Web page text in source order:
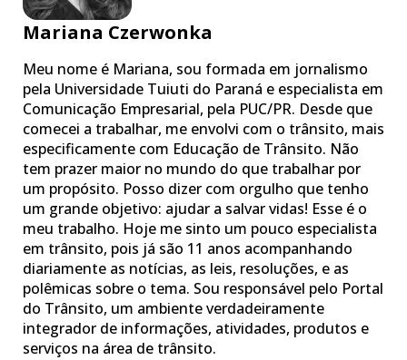
Mariana Czerwonka
Meu nome é Mariana, sou formada em jornalismo
pela Universidade Tuiuti do Paraná e especialista em
Comunicação Empresarial, pela PUC/PR. Desde que
comecei a trabalhar, me envolvi com o trânsito, mais
especificamente com Educação de Trânsito. Não
tem prazer maior no mundo do que trabalhar por
um propósito. Posso dizer com orgulho que tenho
um grande objetivo: ajudar a salvar vidas! Esse é o
meu trabalho. Hoje me sinto um pouco especialista
em trânsito, pois já são 11 anos acompanhando
diariamente as notícias, as leis, resoluções, e as
polêmicas sobre o tema. Sou responsável pelo Portal
do Trânsito, um ambiente verdadeiramente
integrador de informações, atividades, produtos e
serviços na área de trânsito.